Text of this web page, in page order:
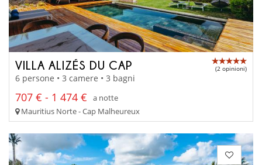
VILLA ALIZÉS DU CAP (2 opinioni)
6 persone • 3 camere • 3 bagni
707 € - 1 474 €
a notte
Mauritius Norte - Cap Malheureux